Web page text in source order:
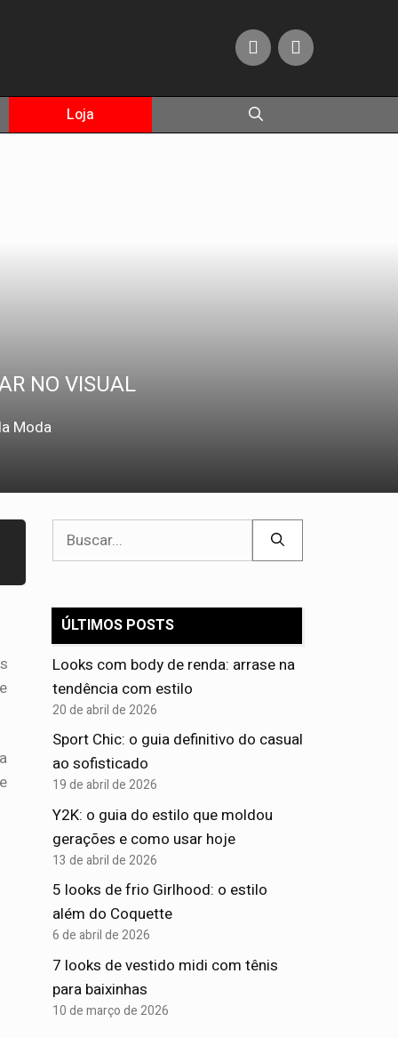
Loja
NO VISUAL
Moda
Pesquisar
ÚLTIMOS POSTS
Looks com body de renda: arrase na
tendência com estilo
20 de abril de 2026
Sport Chic: o guia definitivo do casual
ao sofisticado
19 de abril de 2026
Y2K: o guia do estilo que moldou
gerações e como usar hoje
13 de abril de 2026
5 looks de frio Girlhood: o estilo
além do Coquette
6 de abril de 2026
7 looks de vestido midi com tênis
para baixinhas
10 de março de 2026